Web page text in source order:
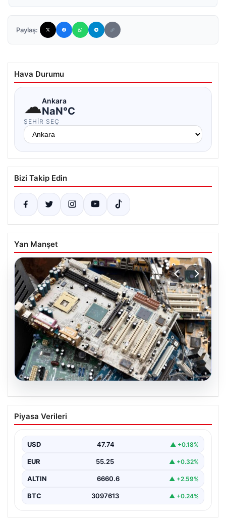
Paylaş:
Hava Durumu
☁Ankara
NaN°C
ŞEHIR SEÇ
Bizi Takip Edin
Yan Manşet
08.08.2026
Kurumsal Atık Çözümleri ve Geri
Dönüşüm
sistemlerini sürekli periyotlarla yenilemektedir. Bu
modernizasyon aşamasında kenara…
Piyasa Verileri
USD 47.74 ▲ +0.18%
EUR 55.25 ▲ +0.32%
ALTIN 6660.6 ▲ +2.59%
BTC 3097613 ▲ +0.24%